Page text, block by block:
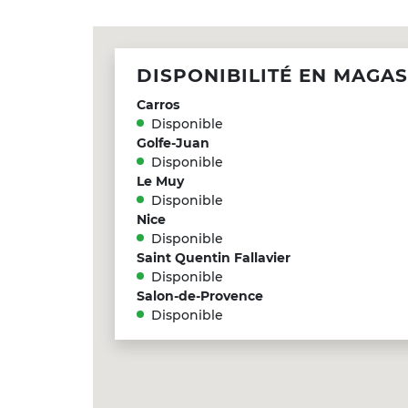
DISPONIBILITÉ EN
Carros
Disponible
Golfe-Juan
Disponible
Le Muy
Disponible
Nice
Disponible
Saint Quentin Fallavier
Disponible
Salon-de-Provence
Disponible